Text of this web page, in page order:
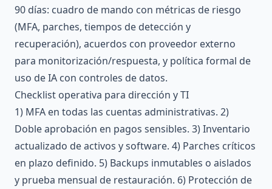
90 días: cuadro de mando con métricas de riesgo
(MFA, parches, tiempos de detección y
recuperación), acuerdos con proveedor externo
para monitorización/respuesta, y política formal de
uso de IA con controles de datos.
Checklist operativa para dirección y TI
1) MFA en todas las cuentas administrativas. 2)
Doble aprobación en pagos sensibles. 3) Inventario
actualizado de activos y software. 4) Parches críticos
en plazo definido. 5) Backups inmutables o aislados
y prueba mensual de restauración. 6) Protección de